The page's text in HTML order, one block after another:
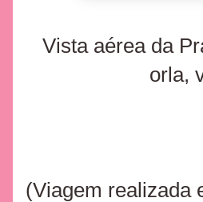
Vista aérea da
orla,
(Viagem realizada